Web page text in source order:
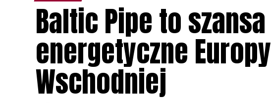
Baltic Pipe to
energetyczne
Wschodniej